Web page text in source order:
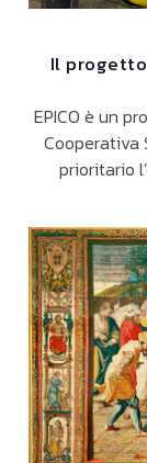
Il
EPICO è un
Cooperativa
prioritario